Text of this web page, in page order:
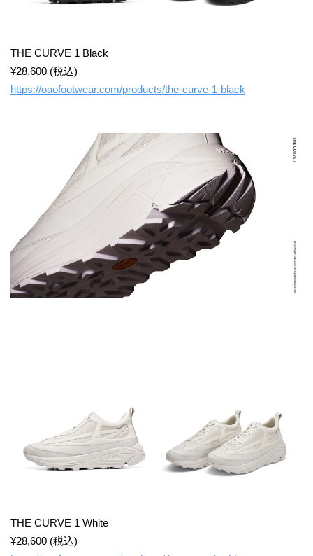
THE CURVE 1 Black
¥28,600 (税込)
https://oaofootwear.com/products/the-curve-1-black
THE CURVE 1 White
¥28,600 (税込)